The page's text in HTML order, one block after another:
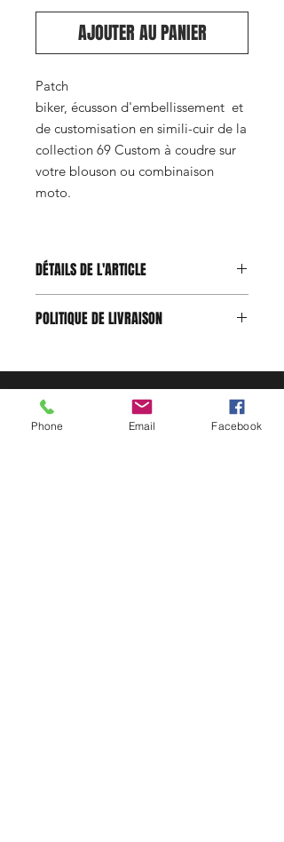
AJOUTER AU PANIER
Patch
biker, écusson d'embellissement et
de customisation en simili-cuir de la
collection 69 Custom à coudre sur
votre blouson ou combinaison
moto.
DÉTAILS DE L'ARTICLE
Matière simili-cuir de haute qualité.
un vernis pour cuir. Peut aussi
être imperméabilisé pour une
meilleure durée de vie.
POLITIQUE DE LIVRAISON
n'est applicable sur les produits 69
Custom. Chaque produit est fidèle
aux informations vue sur notre
boutique en ligne. Des frais de
Phone Email Facebook